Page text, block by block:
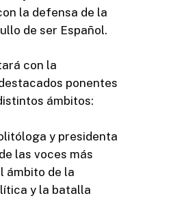
la defensa de la
de ser Español.
con la
ponentes
ámbitos:
y presidenta
las voces más
ámbito de la
y la batalla